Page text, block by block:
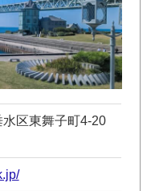
区東舞子町4-20